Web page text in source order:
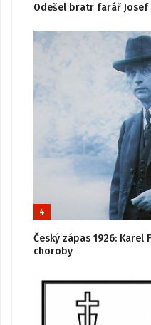
Odešel bratr farář Josef
4
Český zápas 1926: Karel
choroby